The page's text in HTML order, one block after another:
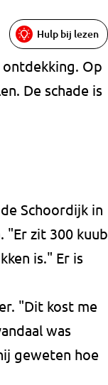
Hulp bij lezen
ontdekking. Op
De schade is
Schoordijk in
"Er zit 300 kuub
is." Er is
"Dit kost me
was
geweten hoe